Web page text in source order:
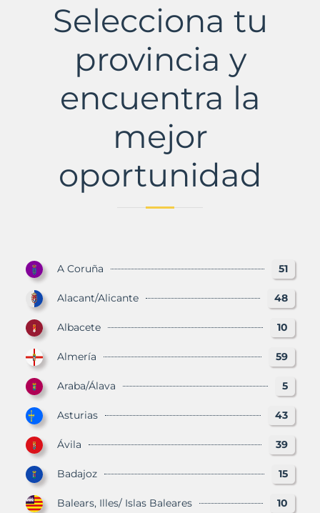
MunicipioSelecciona tu
provincia y
encuentra la
mejor
oportunidad
A Coruña 51
Alacant/Alicante 48
Albacete 10
Almería 59
Araba/Álava 5
Asturias 43
Ávila 39
Badajoz 15
Balears, Illes/ Islas Baleares 10